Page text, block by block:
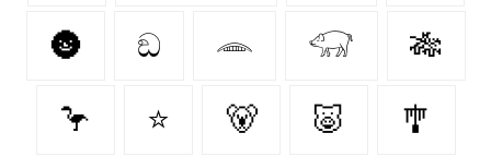
🌚 ඞ 𓂎 𓃟 🎋
🦩 ⭐ 🐻‍ 🐷 🎐